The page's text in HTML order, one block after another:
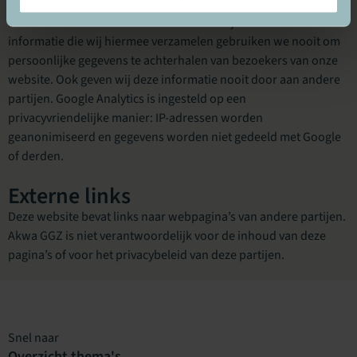
informatie die wordt verzonden is dus altijd anoniem. De
informatie die wij hiermee verzamelen gebruiken we nooit om
persoonlijke gegevens te achterhalen van bezoekers van onze
website. Ook geven wij deze informatie nooit door aan andere
partijen. Google Analytics is ingesteld op een
privacyvriendelijke manier: IP-adressen worden
geanonimiseerd en gegevens worden niet gedeeld met Google
of derden.
Externe links
Deze website bevat links naar webpagina’s van andere partijen.
Akwa GGZ is niet verantwoordelijk voor de inhoud van deze
pagina’s of voor het privacybeleid van deze partijen.
Snel naar